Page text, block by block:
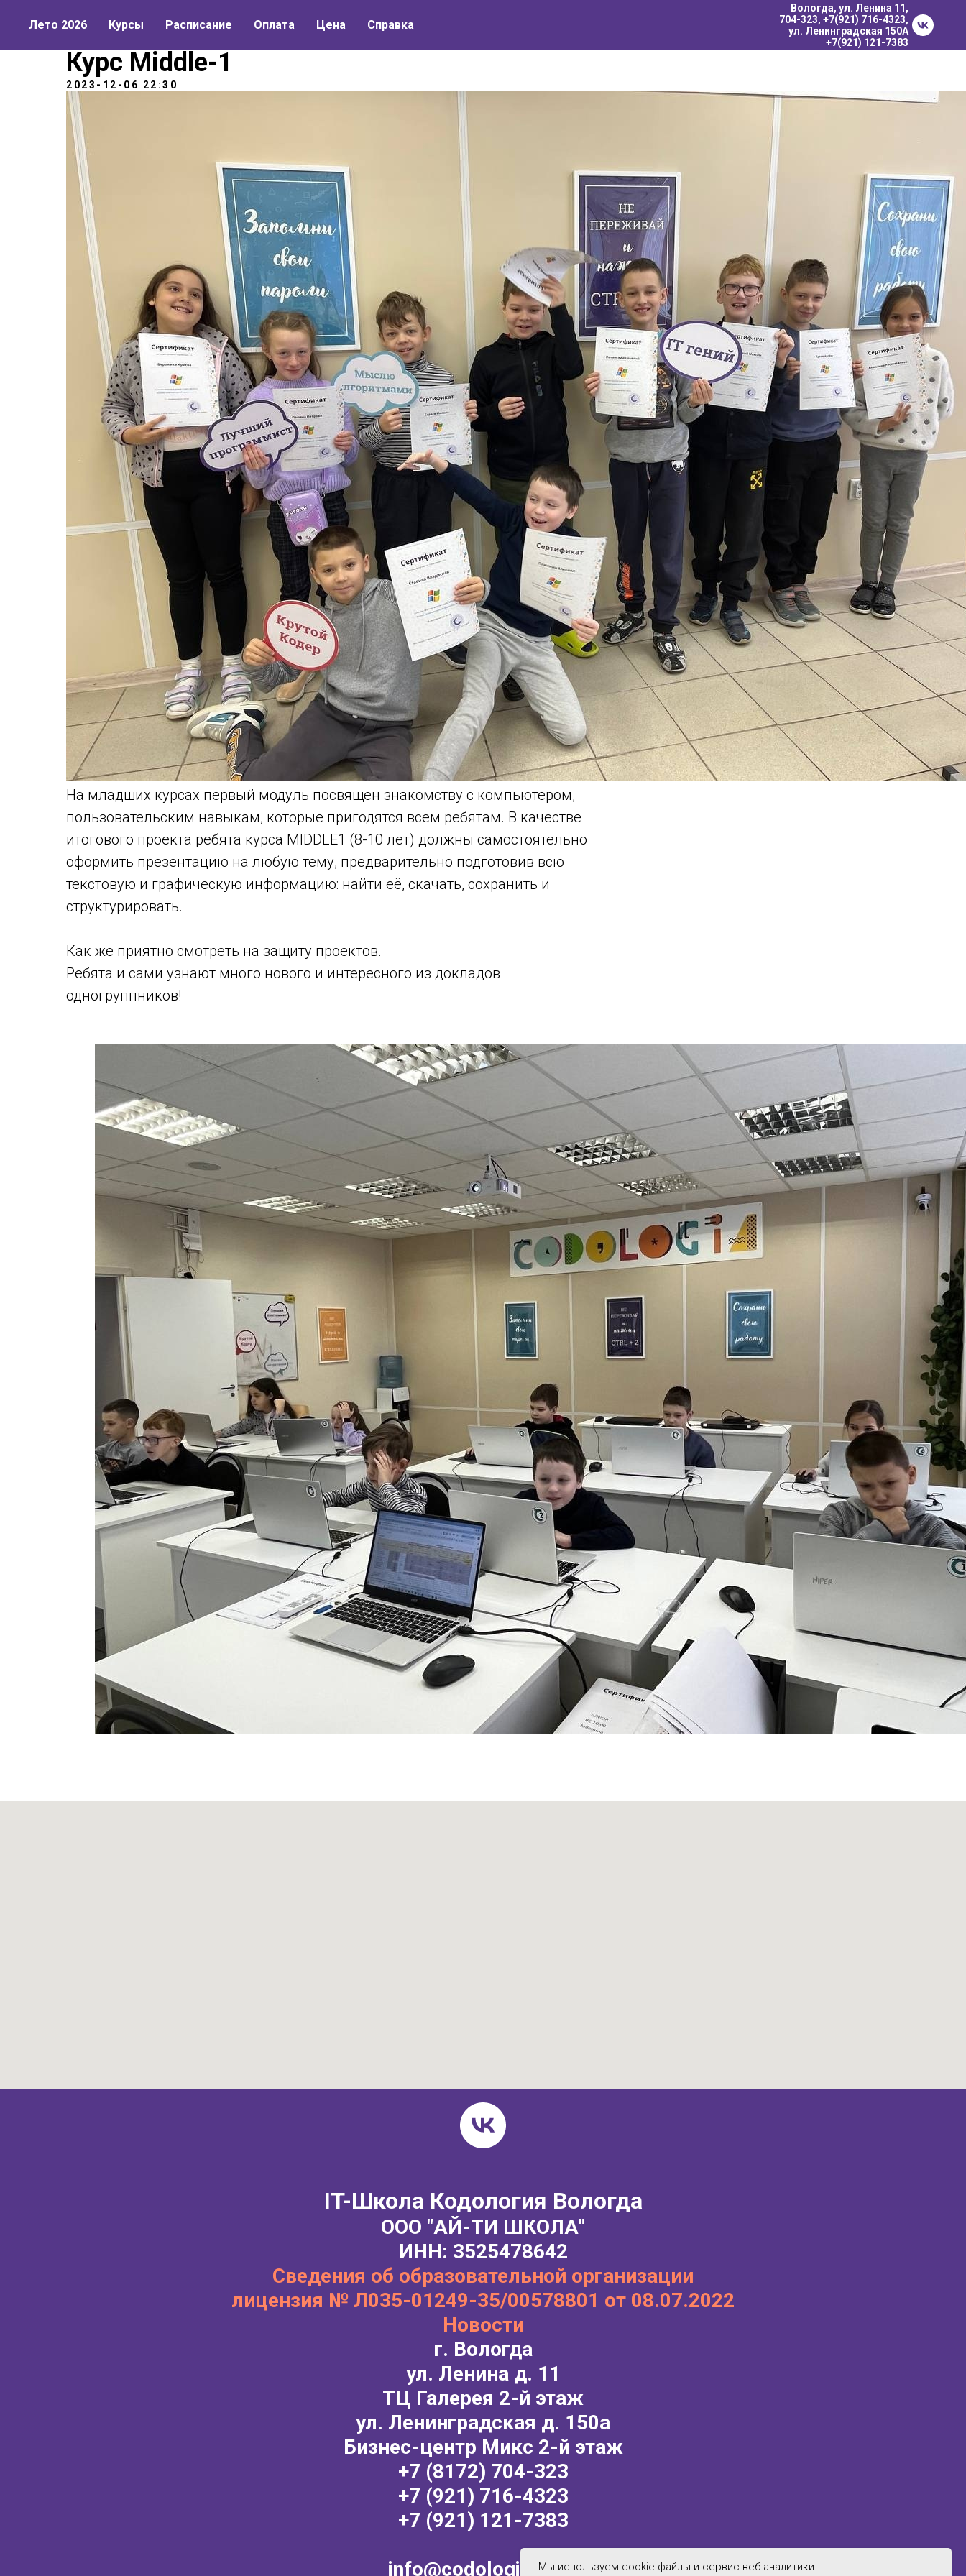
Лето 2026 Курсы Расписание Оплата Цена Справка
Вологда, ул. Ленина 11,
704-323, +7(921) 716-4323,
ул. Ленинградская 150А
+7(921) 121-7383
Курс Middle-1
2023-12-06 22:30
На младших курсах первый модуль посвящен знакомству с компьютером,
пользовательским навыкам, которые пригодятся всем ребятам. В качестве
итогового проекта ребята курса MIDDLE1 (8-10 лет) должны самостоятельно
оформить презентацию на любую тему, предварительно подготовив всю
текстовую и графическую информацию: найти её, скачать, сохранить и
структурировать.
Как же приятно смотреть на защиту проектов.
Ребята и сами узнают много нового и интересного из докладов
одногруппников!
IT-Школа Кодология Вологда
ООО "АЙ-ТИ ШКОЛА"
ИНН: 3525478642
Сведения об образовательной организации
лицензия № Л035-01249-35/00578801 от 08.07.2022
Новости
г. Вологда
ул. Ленина д. 11
ТЦ Галерея 2-й этаж
ул. Ленинградская д. 150а
Бизнес-центр Микс 2-й этаж
+7 (8172) 704-323
+7 (921) 716-4323
+7 (921) 121-7383
info@codologia35.ruМы используем cookie-файлы и сервис веб-аналитики